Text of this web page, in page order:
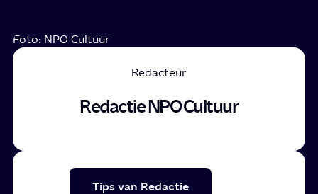
Foto: NPO Cultuur
Redacteur
Redactie NPO Cultuur
Tips van Redactie